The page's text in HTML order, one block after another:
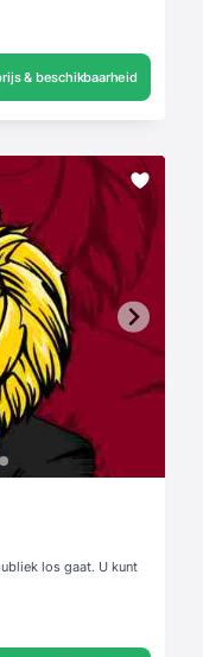
& beschikbaarheid
los gaat. U kunt